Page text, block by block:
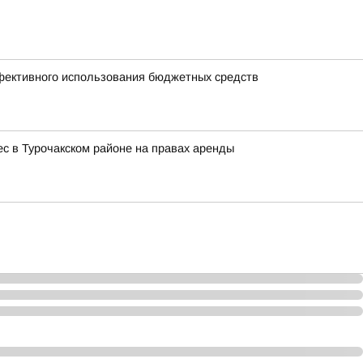
использования бюджетных средств
в Турочакском районе на правах аренды